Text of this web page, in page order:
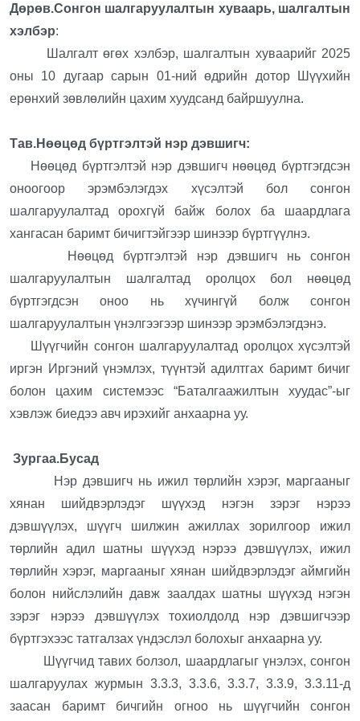
Дөрөв.Сонгон шалгаруулалтын хуваарь, шалгалтын
хэлбэр:
Шалгалт өгөх хэлбэр, шалгалтын хуваарийг 2025
оны 10 дугаар сарын 01-ний өдрийн дотор Шүүхийн
ерөнхий зөвлөлийн цахим хуудсанд байршуулна.
Тав.Нөөцөд бүртгэлтэй нэр дэвшигч:
Нөөцөд бүртгэлтэй нэр дэвшигч нөөцөд бүртгэгдсэн
оноогоор эрэмбэлэгдэх хүсэлтэй бол сонгон
шалгаруулалтад орохгүй байж болох ба шаардлага
хангасан баримт бичигтэйгээр шинээр бүртгүүлнэ.
Нөөцөд бүртгэлтэй нэр дэвшигч нь сонгон
шалгаруулалтын шалгалтад оролцох бол нөөцөд
бүртгэгдсэн оноо нь хүчингүй болж сонгон
шалгаруулалтын үнэлгээгээр шинээр эрэмбэлэгдэнэ.
Шүүгчийн сонгон шалгаруулалтад оролцох хүсэлтэй
иргэн Иргэний үнэмлэх, түүнтэй адилтгах баримт бичиг
болон цахим системээс “Баталгаажилтын хуудас”-ыг
хэвлэж биедээ авч ирэхийг анхаарна уу.
Зургаа.Бусад
Нэр дэвшигч нь ижил төрлийн хэрэг, маргааныг
хянан шийдвэрлэдэг шүүхэд нэгэн зэрэг нэрээ
дэвшүүлэх, шүүгч шилжин ажиллах зорилгоор ижил
төрлийн адил шатны шүүхэд нэрээ дэвшүүлэх, ижил
төрлийн хэрэг, маргааныг хянан шийдвэрлэдэг аймгийн
болон нийслэлийн давж заалдах шатны шүүхэд нэгэн
зэрэг нэрээ дэвшүүлэх тохиолдолд нэр дэвшигчээр
бүртгэхээс татгалзах үндэслэл болохыг анхаарна уу.
Шүүгчид тавих болзол, шаардлагыг үнэлэх, сонгон
шалгаруулах журмын 3.3.3, 3.3.6, 3.3.7, 3.3.9, 3.3.11-д
заасан баримт бичгийн огноо нь шүүгчийн сонгон